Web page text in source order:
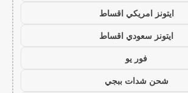
ايتونز امريكي اقساط
ايتونز سعودي اقساط
فور يو
شحن شدات ببجي